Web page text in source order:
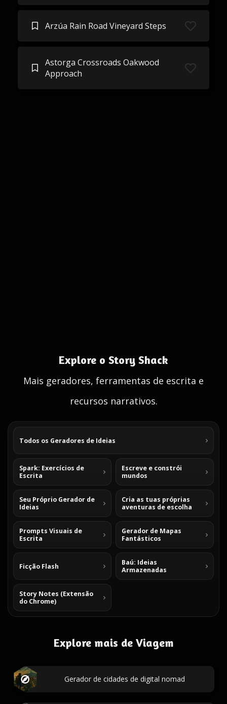
Arzúa Rain Road Vineyard Steps
Astorga Crossroads Oakwood
Approach
Explore o Story Shack
Mais geradores, ferramentas de escrita e
recursos narrativos.
Todos os Geradores de Ideias
Spark: Exercícios de
Escrita
Escreve e constrói
mundos
Seu Próprio Gerador de
Ideias
Cria as tuas próprias
aventuras de escolha
Prompts Visuais de
Escrita
Gerador de Mapas
Fantásticos
Ficção Flash
Baú: Ideias
Armazenadas
Story Notes (Extensão
do Chrome)
Explore mais de Viagem
Gerador de cidades de digital nomad